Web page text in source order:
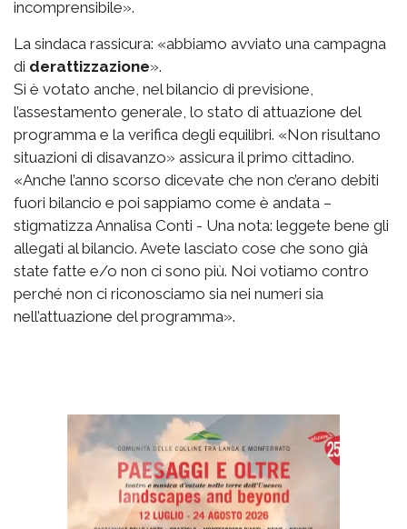
incomprensibile».
La sindaca rassicura: «abbiamo avviato una campagna
di derattizzazione».
Si è votato anche, nel bilancio di previsione,
l’assestamento generale, lo stato di attuazione del
programma e la verifica degli equilibri. «Non risultano
situazioni di disavanzo» assicura il primo cittadino.
«Anche l’anno scorso dicevate che non c’erano debiti
fuori bilancio e poi sappiamo come è andata –
stigmatizza Annalisa Conti - Una nota: leggete bene gli
allegati al bilancio. Avete lasciato cose che sono già
state fatte e/o non ci sono più. Noi votiamo contro
perché non ci riconosciamo sia nei numeri sia
nell’attuazione del programma».